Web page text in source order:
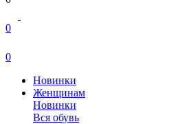
0
0
Новинки
Женщинам
Новинки
Вся обувь